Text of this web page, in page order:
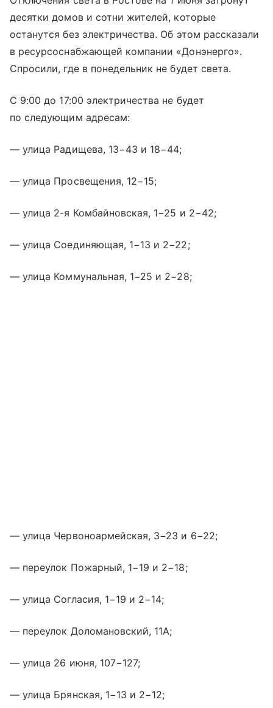
десятки домов и сотни жителей, которые
останутся без электричества. Об этом рассказали
в ресурсоснабжающей компании «Донэнерго».
Спросили, где в понедельник не будет света.
С 9:00 до 17:00 электричества не будет
по следующим адресам:
— улица Радищева, 13−43 и 18−44;
— улица Просвещения, 12−15;
— улица 2-я Комбайновская, 1−25 и 2−42;
— улица Соединяющая, 1−13 и 2−22;
— улица Коммунальная, 1−25 и 2−28;
— улица Червоноармейская, 3−23 и 6−22;
— переулок Пожарный, 1−19 и 2−18;
— улица Согласия, 1−19 и 2−14;
— переулок Доломановский, 11А;
— улица 26 июня, 107−127;
— улица Брянская, 1−13 и 2−12;